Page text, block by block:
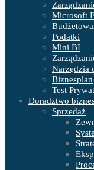
Microsoft
Podatki
Mini BI
Narzędzia
Biznesplan
Test
Doradztwo
Sprzedaż